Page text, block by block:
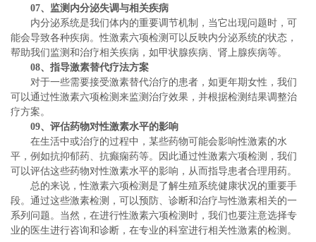
07、 监测内分泌失调与相关疾病
内分泌系统是我们体内的重要调节机制，当它出现问题时，可
能会导致各种疾病。性激素六项检测可以反映内分泌系统的状态，
帮助我们监测和治疗相关疾病，如甲状腺疾病、肾上腺疾病等。
08、 指导激素替代疗法方案
对于一些需要接受激素替代治疗的患者，如更年期女性，我们
可以通过性激素六项检测来监测治疗效果，并根据检测结果调整治
疗方案。
09、 评估药物对性激素水平的影响
在生活中或治疗的过程中，某些药物可能会影响性激素的水
平，例如抗抑郁药、抗癫痫药等。因此通过性激素六项检测，我们
可以评估这些药物对性激素水平的影响，从而指导患者合理用药。
总的来说，性激素六项检测是了解生殖系统健康状况的重要手
段。通过这些激素检测，可以预防、诊断和治疗与性激素相关的一
系列问题。当然，在进行性激素六项检测时，我们也要注意选择专
业的医生进行咨询和诊断，在专业的科室进行相关性激素的检测。